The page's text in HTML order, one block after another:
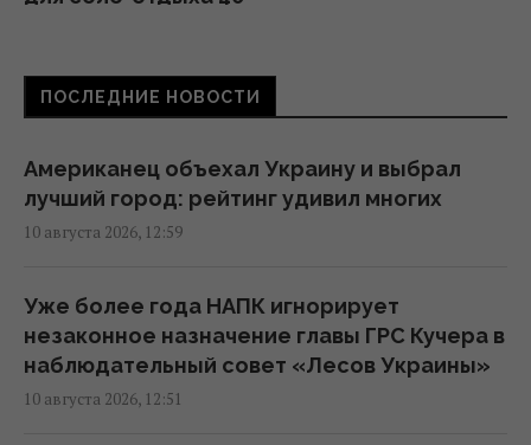
iPhone 18 Pro выйдет уже в следующем
нововведений
12:35 понедельник, 10 августа 2026
вторую половину 2026 года леденит душу:
что случится
12:31 понедельник, 10 августа 2026
ПОСЛЕДНИЕ НОВОСТИ
Американец объехал Украину и выбрал
лучший город: рейтинг удивил многих
10 августа 2026, 12:59
Уже более года НАПК игнорирует
незаконное назначение главы ГРС Кучера в
наблюдательный совет «Лесов Украины»
10 августа 2026, 12:51